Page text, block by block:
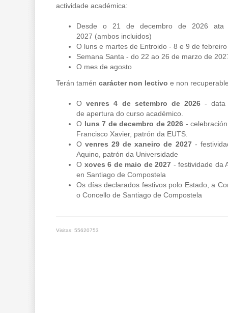
actividade académica:
Desde o 21 de decembro de 2026
2027 (ambos incluidos)
O luns e martes de Entroido - 8 e 9 de
Semana Santa - do 22 ao 26 de marzo de
O mes de agosto
Terán tamén carácter non lectivo e non
Ovenres 4 de setembro de 2026 - data
de apertura do curso académico.
O luns 7 de decembro de 2026 -
Francisco Xavier, patrón da EUTS.
Ovenres 29 de xaneiro de 2027-
Aquino, patrón da Universidade
O xoves 6 de maio de 2027 - festividade da
en Santiago de Compostela
Os días declarados festivos polo Estado, a
o Concello de Santiago de Compostela
Visitas: 55620753